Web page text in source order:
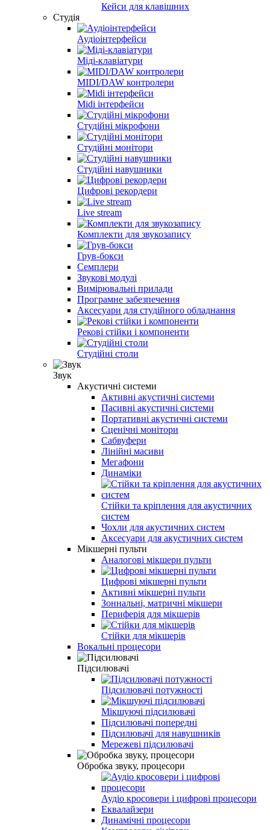
Кейси для клавішних
Студія
Аудіоінтерфейси
Міді-клавіатури
MIDI/DAW контролери
Midi інтерфейси
Студійні мікрофони
Студійні монітори
Студійні навушники
Цифрові рекордери
Live stream
Комплекти для звукозапису
Грув-бокси
Семплери
Звукові модулі
Вимірювальні прилади
Програмне забезпечення
Аксесуари для студійного обладнання
Рекові стійки і компоненти
Студійні столи
Звук
Акустичні системи
Активні акустичні системи
Пасивні акустичні системи
Портативні акустичні системи
Сценічні монітори
Сабвуфери
Лінійні масиви
Мегафони
Динаміки
Стійки та кріплення для акустичних
систем
Чохли для акустичних систем
Аксесуари для акустичних систем
Мікшерні пульти
Аналогові мікшери пульти
Цифрові мікшерні пульти
Активні мікшерні пульти
Зоннальні, матричні мікшери
Периферія для мікшерів
Стійки для мікшерів
Вокальні процесори
Підсилювачі
Підсилювачі потужності
Мікшуючі підсилювачі
Підсилювачі попередні
Підсилювачі для навушників
Мережеві підсилювачі
Обробка звуку, процесори
Аудіо кросовери і цифрові процесори
Еквалайзери
Динамічні процесори